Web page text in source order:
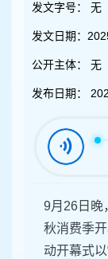
发文字号： 无
发文日期：
公开主体： 无
发布日期：
9月26日晚
秋消费季
动开幕式